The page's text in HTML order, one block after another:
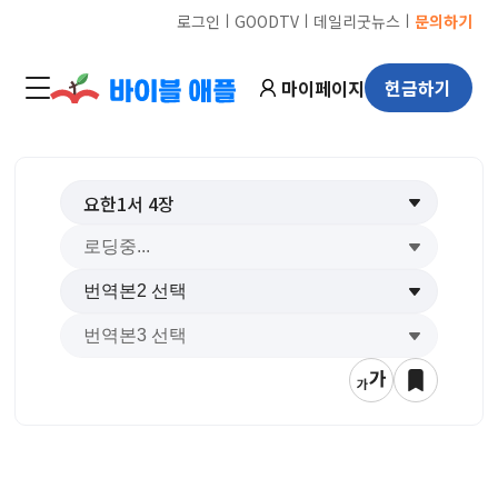
로그인 ㅣ GOODTVㅣ 데일리굿뉴스 ㅣ 문의하기
마이페이지 헌금하기
요한1서 4장